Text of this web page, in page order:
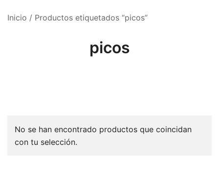
Inicio / Productos etiquetados “picos”
picos
No se han encontrado productos que coincidan
con tu selección.